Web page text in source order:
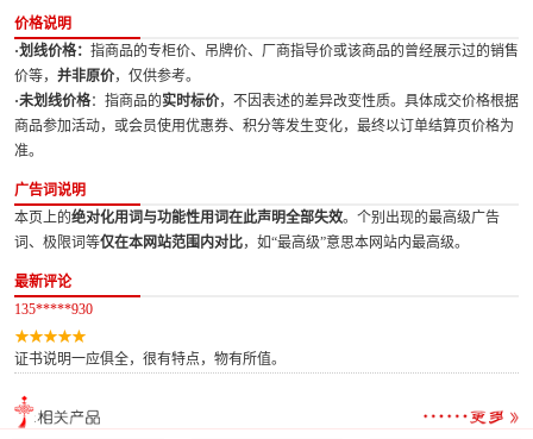
价格说明
·划线价格： 指商品的专柜价、吊牌价、厂商指导价或该商品的曾经展示过的销售
价等， 并非原价，仅供参考。
·未划线价格：指商品的实时标价，不因表述的差异改变性质。具体成交价格根据
商品参加活动，或会员使用优惠券、积分等发生变化，最终以订单结算页价格为
准。
广告词说明
本页上的绝对化用词与功能性用词在此声明全部失效。个别出现的最高级广告
词、极限词等仅在本网站范围内对比，如“最高级”意思本网站内最高级。
最新评论
135*****930
证书说明一应俱全，很有特点，物有所值。